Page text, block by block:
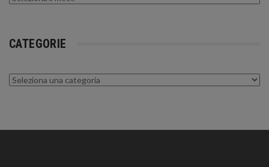
CATEGORIE
Categorie